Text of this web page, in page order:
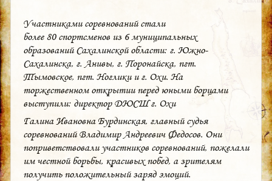
Участниками соревнований стали
более 80 спортсменов из 6 муниципальных
образований Сахалинской области: г. Южно-​
Сахалинска, г. Анивы, г. Поронайска, пгт.
Тымовское, пгт. Ноглики и г. Охи. На
торжественном открытии перед юными борцами
выступили: директор ДЮСШ г. Охи
Галина Ивановна Бурдинская, главный судья
соревнований Владимир Андреевич Федосов. Они
поприветствовали участников соревнований, пожелали
им честной борьбы, красивых побед, а зрителям
получить положительный заряд эмоций.